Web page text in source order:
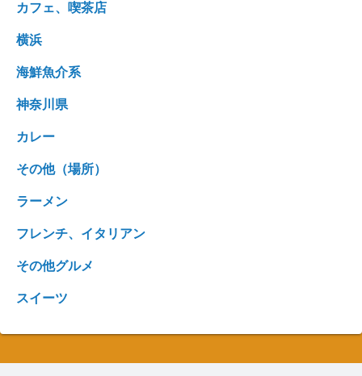
カフェ、喫茶店
横浜
海鮮魚介系
神奈川県
カレー
その他（場所）
ラーメン
フレンチ、イタリアン
その他グルメ
スイーツ